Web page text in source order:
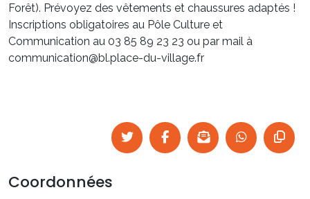
Forêt). Prévoyez des vêtements et chaussures adaptés !
Inscriptions obligatoires au Pôle Culture et
Communication au 03 85 89 23 23 ou par mail à
communication@bl.place-du-village.fr
Coordonnées